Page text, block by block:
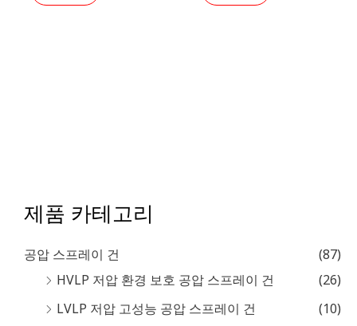
제품 카테고리
공압 스프레이 건
(87)
HVLP 저압 환경 보호 공압 스프레이 건
(26)
LVLP 저압 고성능 공압 스프레이 건
(10)